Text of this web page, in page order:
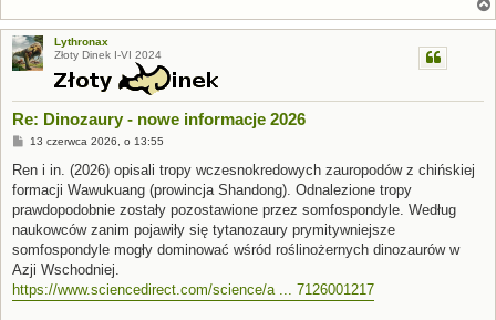
Lythronax
Złoty Dinek I-VI 2024
Re: Dinozaury - nowe informacje 2026
P
s
13 czerwca 2026, o 13:55
Ren i in. (2026) opisali tropy wczesnokredowych zauropodów z chińskiej
formacji Wawukuang (prowincja Shandong). Odnalezione tropy
prawdopodobnie zostały pozostawione przez somfospondyle. Według
naukowców zanim pojawiły się tytanozaury prymitywniejsze
somfospondyle mogły dominować wśród roślinożernych dinozaurów w
Azji Wschodniej.
https://www.sciencedirect.com/science/a ... 7126001217